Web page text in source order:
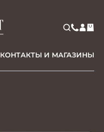
КОНТАКТЫ И МАГАЗИНЫ